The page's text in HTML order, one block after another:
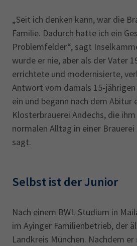
„Seit ich denken kann, war die
Familie. Dadurch hatte ich ein
Problemfelder“, sagt
wurde er nie, aber als der Vater
errichtete und modernisierte,
Antwort vom damals 15-
ein und begann nach dem Abitur
Klosterbrauerei Andechs, die
normalen Alltag in einer
sagt.
Selbst ist der Junior
Nach einem BWL-Studium in
im Ayinger Familienbetrieb, der
Landkreis München. Nachdem